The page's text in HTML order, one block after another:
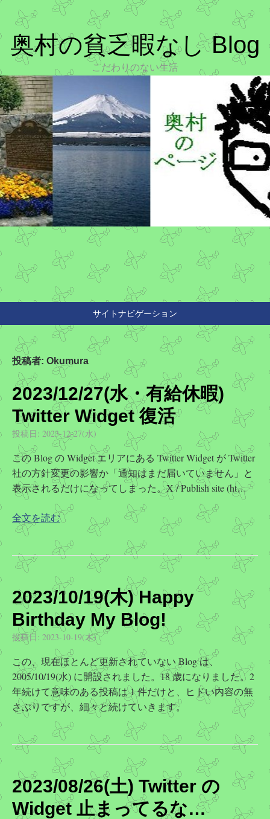
奥村の貧乏暇なし Blog
こだわりのない生活
サイトナビゲーション
投稿者: Okumura
2023/12/27(水・有給休暇)
Twitter Widget 復活
投稿日: 2023-12-27(水)
この Blog の Widget エリアにある Twitter Widget が Twitter
社の方針変更の影響か「通知はまだ届いていません」と
表示されるだけになってしまった。X / Publish site (ht…
全文を読む
2023/10/19(木) Happy
Birthday My Blog!
投稿日: 2023-10-19(木)
この、現在ほとんど更新されていない Blog は、
2005/10/19(水) に開設されました。18 歳になりました。2
年続けて意味のある投稿は 1 件だけと、ヒドい内容の無
さぶりですが、細々と続けていきます。
2023/08/26(土) Twitter の
Widget 止まってるな…